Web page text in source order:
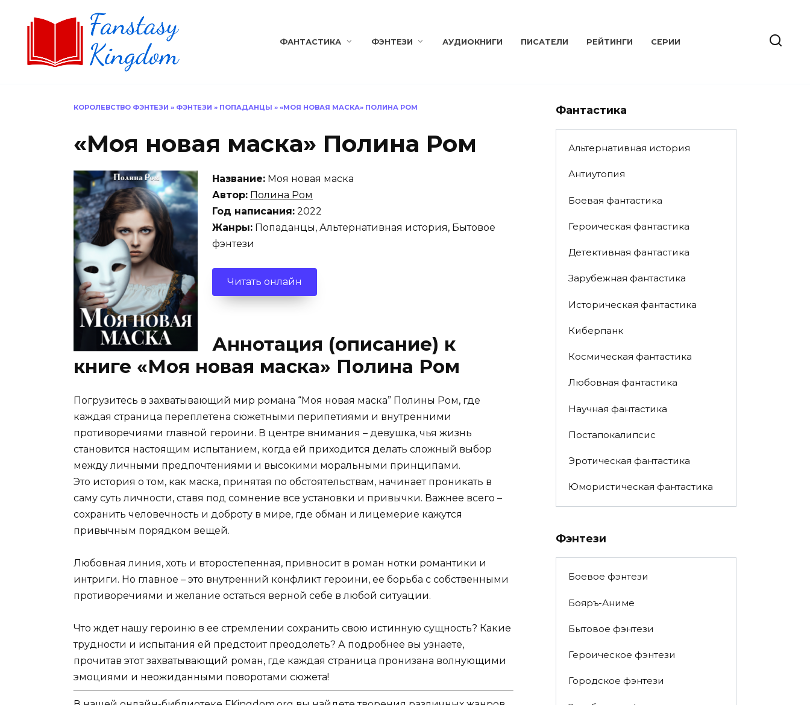
ФАНТАСТИКА ФЭНТЕЗИ АУДИОКНИГИ ПИСАТЕЛИ РЕЙТИНГИ СЕРИИ
КОРОЛЕВСТВО ФЭНТЕЗИ » ФЭНТЕЗИ » ПОПАДАНЦЫ » «МОЯ НОВАЯ МАСКА» ПОЛИНА РОМ
«Моя новая маска» Полина Ром
Название: Моя новая маска
Автор: Полина Ром
Год написания: 2022
Жанры: Попаданцы, Альтернативная история, Бытовое
фэнтези
Читать онлайн
Аннотация (описание) к
книге «Моя новая маска» Полина Ром
Погрузитесь в захватывающий мир романа “Моя новая маска” Полины Ром, где
каждая страница переплетена сюжетными перипетиями и внутренними
противоречиями главной героини. В центре внимания – девушка, чья жизнь
становится настоящим испытанием, когда ей приходится делать сложный выбор
между личными предпочтениями и высокими моральными принципами.
Это история о том, как маска, принятая по обстоятельствам, начинает проникать в
саму суть личности, ставя под сомнение все установки и привычки. Важнее всего –
сохранить человечность и доброту в мире, где обман и лицемерие кажутся
привычным порядком вещей.
Любовная линия, хоть и второстепенная, привносит в роман нотки романтики и
интриги. Но главное – это внутренний конфликт героини, ее борьба с собственными
противоречиями и желание остаться верной себе в любой ситуации.
Что ждет нашу героиню в ее стремлении сохранить свою истинную сущность? Какие
трудности и испытания ей предстоит преодолеть? А подробнее вы узнаете,
прочитав этот захватывающий роман, где каждая страница пронизана волнующими
эмоциями и неожиданными поворотами сюжета!
Фантастика
Альтернативная история
Антиутопия
Боевая фантастика
Героическая фантастика
Детективная фантастика
Зарубежная фантастика
Историческая фантастика
Киберпанк
Космическая фантастика
Любовная фантастика
Научная фантастика
Постапокалипсис
Эротическая фантастика
Юмористическая фантастика
Фэнтези
Боевое фэнтези
Бояръ-Аниме
Бытовое фэнтези
Героическое фэнтези
Городское фэнтези